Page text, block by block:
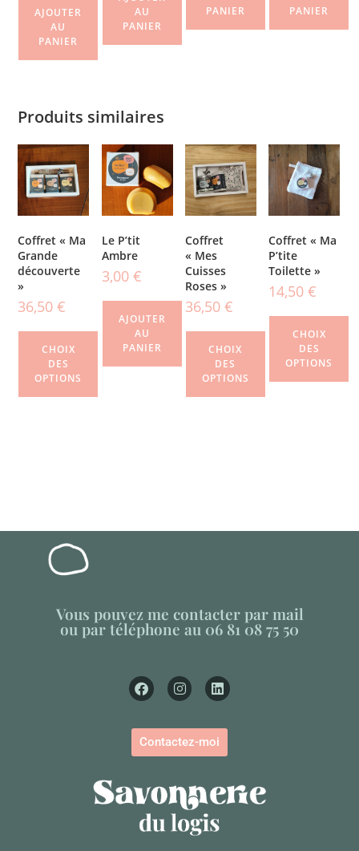
AJOUTER
AU
PANIER
AU
PANIER
PANIER
PANIER
Produits similaires
Coffret « Ma
Grande
découverte
»
36,50€
CHOIX
DES
OPTIONS
Le P’tit
Ambre
3,00 €
AJOUTER
AU
PANIER
Coffret
« Mes
Cuisses
Roses »
36,50 €
CHOIX
DES
OPTIONS
Coffret « Ma
P’tite
Toilette »
14,50€
CHOIX
DES
OPTIONS
Vous pouvez me contacter par mail
ou par téléphone au 06 81 08 75 50
Contactez-moi